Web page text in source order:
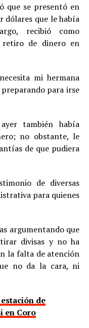
que se presentó en
dólares que le había
recibió como
retiro de dinero en
mi hermana
para irse
también había
no obstante, le
de que pudiera
de diversas
para quienes
argumentando que
divisas y no ha
la falta de atención
no da la cara, ni
de
en Coro